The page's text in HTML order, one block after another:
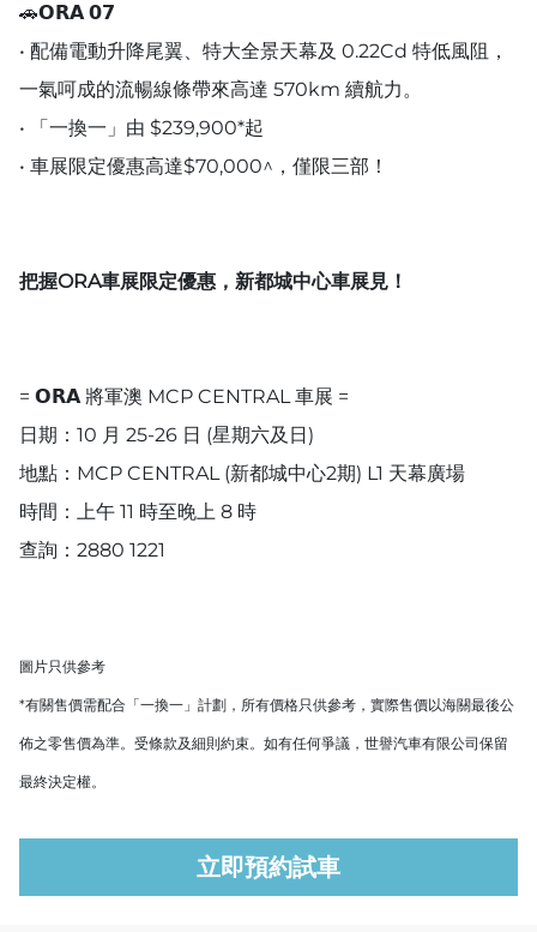
🚗𝗢𝗥𝗔 𝟬𝟳
• 配備電動升降尾翼、特大全景天幕及 0.22Cd 特低風阻，
一氣呵成的流暢線條帶來高達 570km 續航力。
• 「一換一」由 $239,900*起
• 車展限定優惠高達$70,000^，僅限三部！
把握ORA車展限定優惠，新都城中心車展見！
= 𝗢𝗥𝗔 將軍澳 MCP CENTRAL 車展 =
日期：10 月 25-26 日 (星期六及日)
地點：MCP CENTRAL (新都城中心2期) L1 天幕廣場
時間：上午 11 時至晚上 8 時
查詢：2880 1221
圖片只供參考
*有關售價需配合「一換一」計劃，所有價格只供參考，實際售價以海關最後公
佈之零售價為準。受條款及細則約束。如有任何爭議，世譽汽車有限公司保留
最終決定權。
立即預約試車